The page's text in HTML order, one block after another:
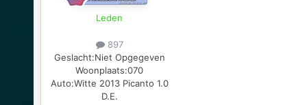
Leden
897
Geslacht:Niet Opgegeven
Woonplaats:070
Auto:Witte 2013 Picanto 1.0
D.E.